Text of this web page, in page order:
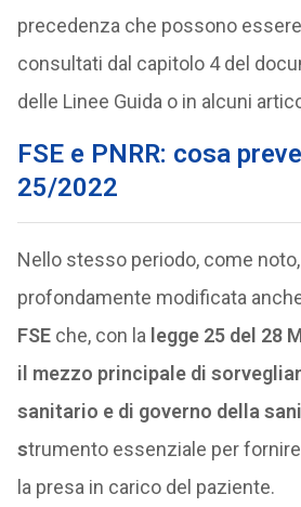
precedenza che possono
consultati dal capitolo 4 del
delle Linee Guida o in alcuni
FSE e PNRR: cosa
25/2022
Nello stesso periodo, come
profondamente modificata
FSEche, con la legge 25 del 28
il mezzo principale di
sanitario e di governo della
strumento essenziale per
la presa in carico del paziente.